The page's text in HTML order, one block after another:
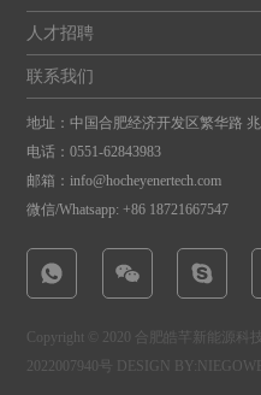
人才招聘
联系我们
地址：中国合肥经济开发区繁华路
电话：0551-62843983
邮箱：info@hocheyenertech.com
微信/Whatsapp: +86 18721667547
Copyright © 2020 合肥皓芊新能源科
2022007940号
DESIGN